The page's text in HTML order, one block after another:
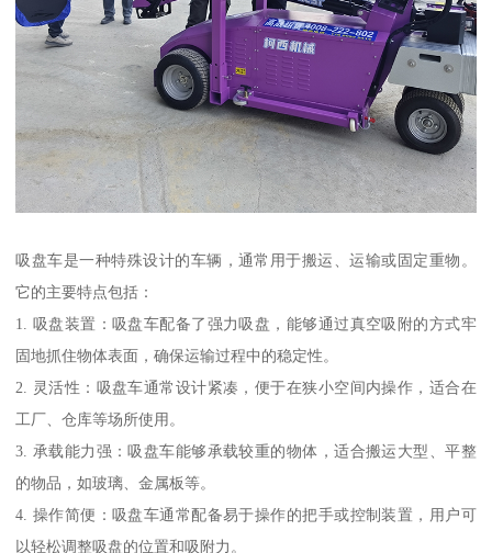
吸盘车是一种特殊设计的车辆，通常用于搬运、运输或固定重物。
它的主要特点包括：
1. 吸盘装置：吸盘车配备了强力吸盘，能够通过真空吸附的方式牢
固地抓住物体表面，确保运输过程中的稳定性。
2. 灵活性：吸盘车通常设计紧凑，便于在狭小空间内操作，适合在
工厂、仓库等场所使用。
3. 承载能力强：吸盘车能够承载较重的物体，适合搬运大型、平整
的物品，如玻璃、金属板等。
4. 操作简便：吸盘车通常配备易于操作的把手或控制装置，用户可
以轻松调整吸盘的位置和吸附力。